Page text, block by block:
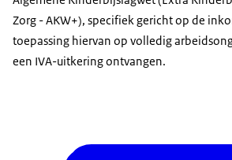
Zorg - AKW+), specifiek gericht op de
toepassing hiervan op volledig
een IVA-uitkering ontvangen.